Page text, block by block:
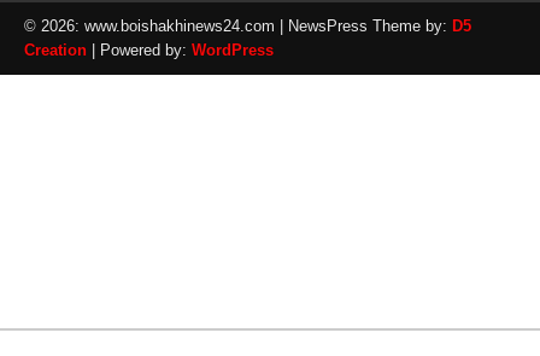
© 2026: www.boishakhinews24.com | NewsPress Theme by: D5
Creation | Powered by: WordPress